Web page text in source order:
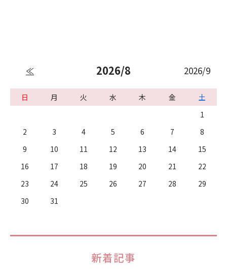
≪ 2026/8 2026/9
日 月 火 水 木 金
土
1
2
3 4 5 6 7
8
9
10 11 12 13 14
15
16
17 18 19 20 21
22
23
24 25 26 27 28
29
30
31
新着記事